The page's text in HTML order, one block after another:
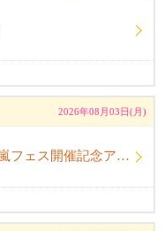
2026年08月03日(月)
嵐DVD ファンクラブ限定！嵐フェス開催記念アルバム ウラ嵐マニア CD４枚組